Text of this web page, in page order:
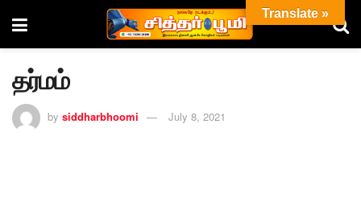
தர்மம்
by siddharbhoomi July 8, 2021
Translate »